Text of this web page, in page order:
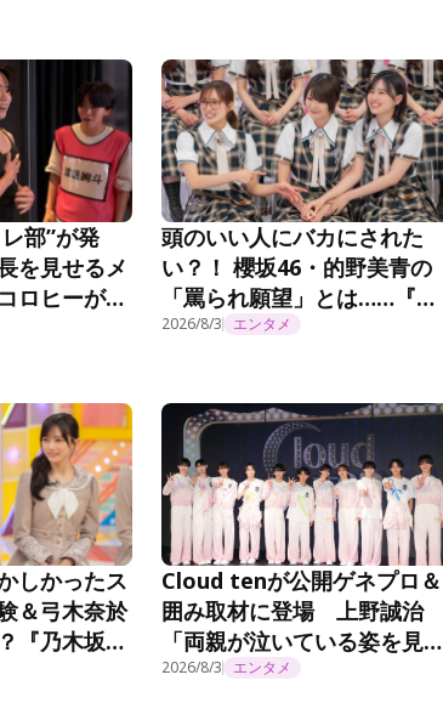
部”が発
を見せるメ
ロヒーが感
やってたん
頭のいい人にバカにされた
い？！ 櫻坂46・的野美青の
「罵られ願望」とは……『そ
こ曲がったら、櫻坂？』第
2026/8/3 エンタメ
しかったス
＆弓木奈於
『乃木坂工
Cloud tenが公開ゲネプロ＆
囲み取材に登場 上野誠治
「両親が泣いている姿を見た
ら感極まってしまいました」
2026/8/3 エンタメ